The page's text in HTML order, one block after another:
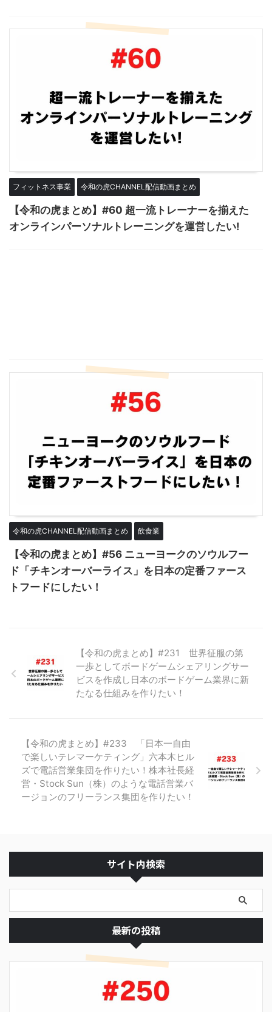
フィットネス事業 令和の虎CHANNEL配信動画まとめ
【令和の虎まとめ】#60 超一流トレーナーを揃えた
オンラインパーソナルトレーニングを運営したい!
令和の虎CHANNEL配信動画まとめ 飲食業
【令和の虎まとめ】#56 ニューヨークのソウルフー
ド「チキンオーバーライス」を日本の定番ファース
トフードにしたい！
【令和の虎まとめ】#231 世界征服の第
一歩としてボードゲームシェアリングサー
ビスを作成し日本のボードゲーム業界に新
たなる仕組みを作りたい！
【令和の虎まとめ】#233 「日本一自由
で楽しいテレマーケティング」六本木ヒル
ズで電話営業集団を作りたい！株本社長経
営・Stock Sun（株）のような電話営業バ
ージョンのフリーランス集団を作りたい！
サイト内検索
最新の投稿